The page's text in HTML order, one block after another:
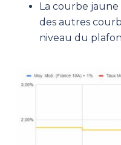
La courbe
des autres
niveau du